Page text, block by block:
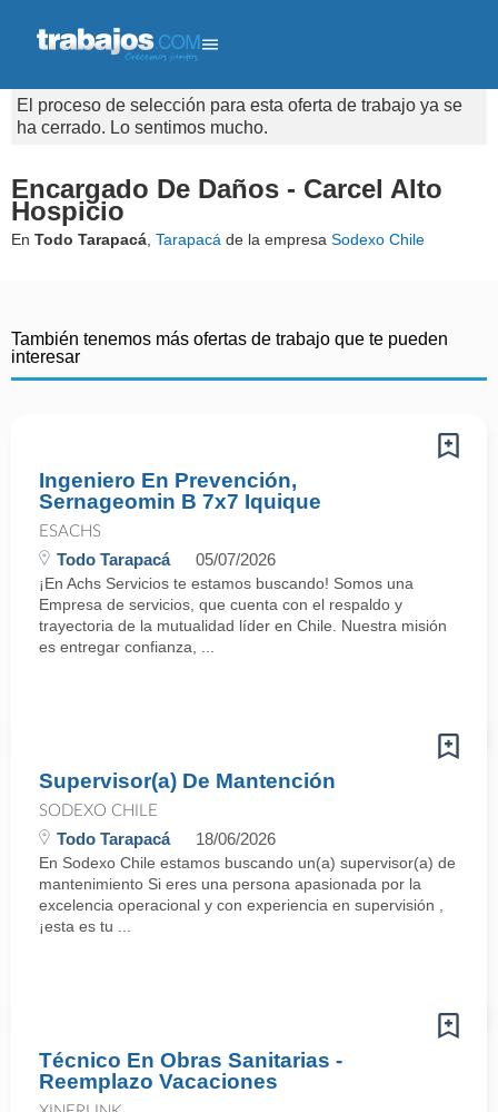
El proceso de selección para esta oferta de trabajo ya se
ha cerrado. Lo sentimos mucho.
Encargado De Daños - Carcel Alto
Hospicio
En Todo Tarapacá Tarapacá de la empresa Sodexo Chile
También tenemos más ofertas de trabajo que te pueden
interesar
Ingeniero En Prevención,
Sernageomin B 7x7 Iquique
ESACHS
Todo Tarapacá 05/07/2026
¡En Achs Servicios te estamos buscando! Somos una
Empresa de servicios, que cuenta con el respaldo y
trayectoria de la mutualidad líder en Chile. Nuestra misión
es entregar confianza, ...
Supervisor(a) De Mantención
SODEXO CHILE
Todo Tarapacá 18/06/2026
En Sodexo Chile estamos buscando un(a) supervisor(a) de
mantenimiento Si eres una persona apasionada por la
excelencia operacional y con experiencia en supervisión ,
¡esta es tu ...
Técnico En Obras Sanitarias -
Reemplazo Vacaciones